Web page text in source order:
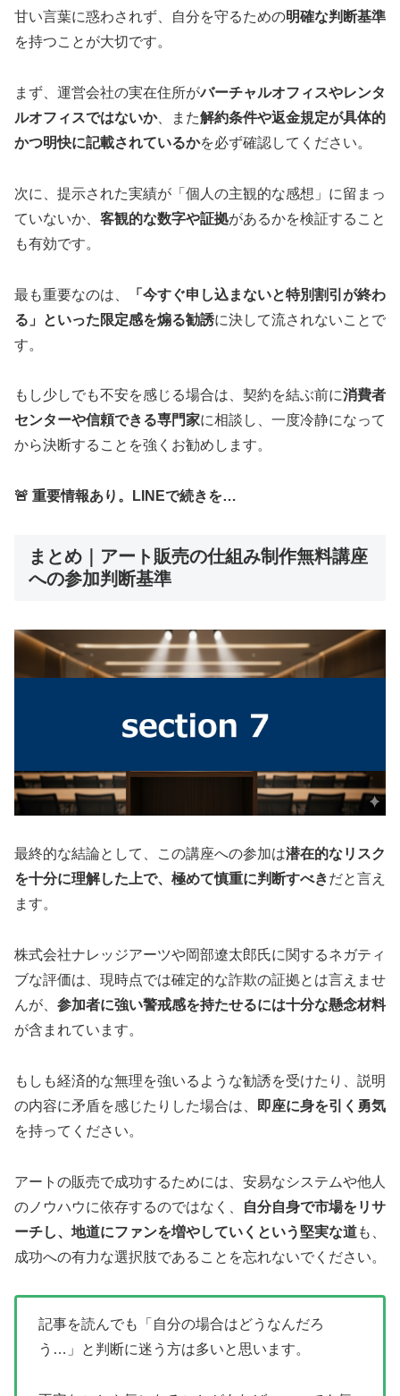
甘い言葉に惑わされず、自分を守るための明確な判断基準
を持つことが大切です。
まず、運営会社の実在住所がバーチャルオフィスやレンタ
ルオフィスではないか、また解約条件や返金規定が具体的
かつ明快に記載されているかを必ず確認してください。
次に、提示された実績が「個人の主観的な感想」に留まっ
ていないか、 客観的な数字や証拠があるかを検証すること
も有効です。
最も重要なのは、
「今すぐ申し込まないと特別割引が終わ
る」といった限定感を煽る勧誘に決して流されないことで
す。
もし少しでも不安を感じる場合は、契約を結ぶ前に消費者
センターや信頼できる専門家に相談し、一度冷静になって
から決断することを強くお勧めします。
🚨 重要情報あり。LINEで続きを…
まとめ｜アート販売の仕組み制作無料講座
への参加判断基準
最終的な結論として、この講座への参加は潜在的なリスク
を十分に理解した上で、極めて慎重に判断すべきだと言え
ます。
株式会社ナレッジアーツや岡部遼太郎氏に関するネガティ
ブな評価は、現時点では確定的な詐欺の証拠とは言えませ
んが、 参加者に強い警戒感を持たせるには十分な懸念材料
が含まれています。
もしも経済的な無理を強いるような勧誘を受けたり、説明
の内容に矛盾を感じたりした場合は、
即座に身を引く勇気
を持ってください。
アートの販売で成功するためには、安易なシステムや他人
のノウハウに依存するのではなく、
自分自身で市場をリサ
ーチし、地道にファンを増やしていくという堅実な道も、
成功への有力な選択肢であることを忘れないでください。
記事を読んでも「自分の場合はどうなんだろ
う…」と判断に迷う方は多いと思います。